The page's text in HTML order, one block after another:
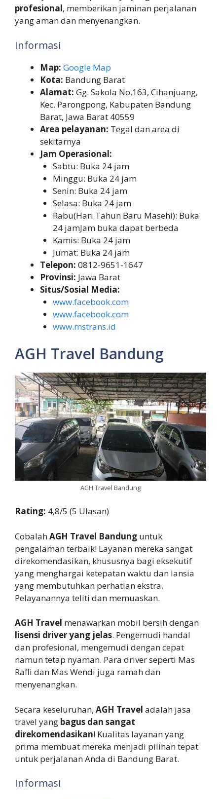
profesional, memberikan jaminan perjalanan
yang aman dan menyenangkan.
Informasi
Map: Google Map
Kota: Bandung Barat
Alamat: Gg. Sakola No.163, Cihanjuang,
Kec. Parongpong, Kabupaten Bandung
Barat, Jawa Barat 40559
Area pelayanan: Tegal dan area di
sekitarnya
Jam Operasional:
Sabtu: Buka 24 jam
Minggu: Buka 24 jam
Senin: Buka 24 jam
Selasa: Buka 24 jam
Rabu(Hari Tahun Baru Masehi): Buka
24 jamJam buka dapat berbeda
Kamis: Buka 24 jam
Jumat: Buka 24 jam
Telepon: 0812-9651-1647
Provinsi: Jawa Barat
Situs/Sosial Media:
www.facebook.com
www.facebook.com
www.mstrans.id
AGH Travel Bandung
AGH Travel Bandung
Rating: 4,8/5 (5 Ulasan)
CobalahAGH Travel Bandung untuk
pengalaman terbaik! Layanan mereka sangat
direkomendasikan, khususnya bagi eksekutif
yang menghargai ketepatan waktu dan lansia
yang membutuhkan perhatian ekstra.
Pelayanannya teliti dan memuaskan.
AGH Travel menawarkan mobil bersih dengan
lisensi driver yang jelas. Pengemudi handal
dan profesional, mengemudi dengan cepat
namun tetap nyaman. Para driver seperti Mas
Rafli dan Mas Wendi juga ramah dan
menyenangkan.
Secara keseluruhan, AGH Travel adalah jasa
travel yang bagus dan sangat
direkomendasikan! Kualitas layanan yang
prima membuat mereka menjadi pilihan tepat
untuk perjalanan Anda di Bandung Barat.
Informasi